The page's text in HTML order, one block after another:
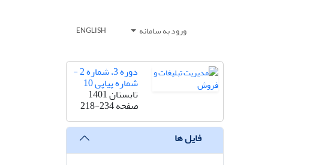
ورود به سامانه ENGLISH
دوره 3، شماره 2 -
شماره پیاپی 10
تابستان 1401
صفحه218-234
فایل ها